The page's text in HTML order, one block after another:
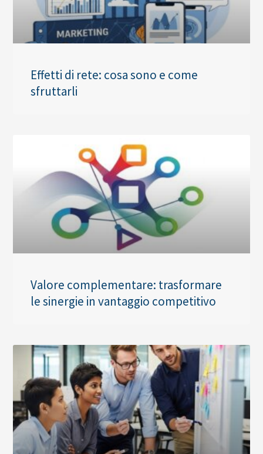
Effetti di rete: cosa sono e come
sfruttarli
Valore complementare: trasformare
le sinergie in vantaggio competitivo